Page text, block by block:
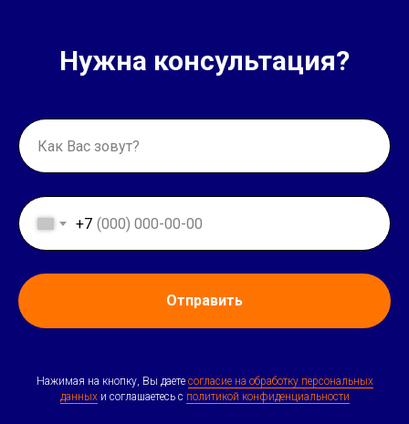
Нужна консультация?
+7
Отправить
Нажимая на кнопку, Вы даете согласие на обработку персональных
данных и соглашаетесь c политикой конфиденциальности